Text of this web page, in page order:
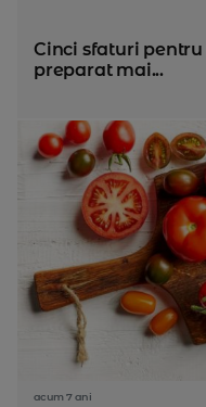
Cinci sfaturi
preparat mai...
acum 7 ani